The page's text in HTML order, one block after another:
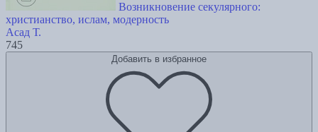
Возникновение секулярного:
христианство, ислам, модерность
Асад Т.
745
Добавить в избранное